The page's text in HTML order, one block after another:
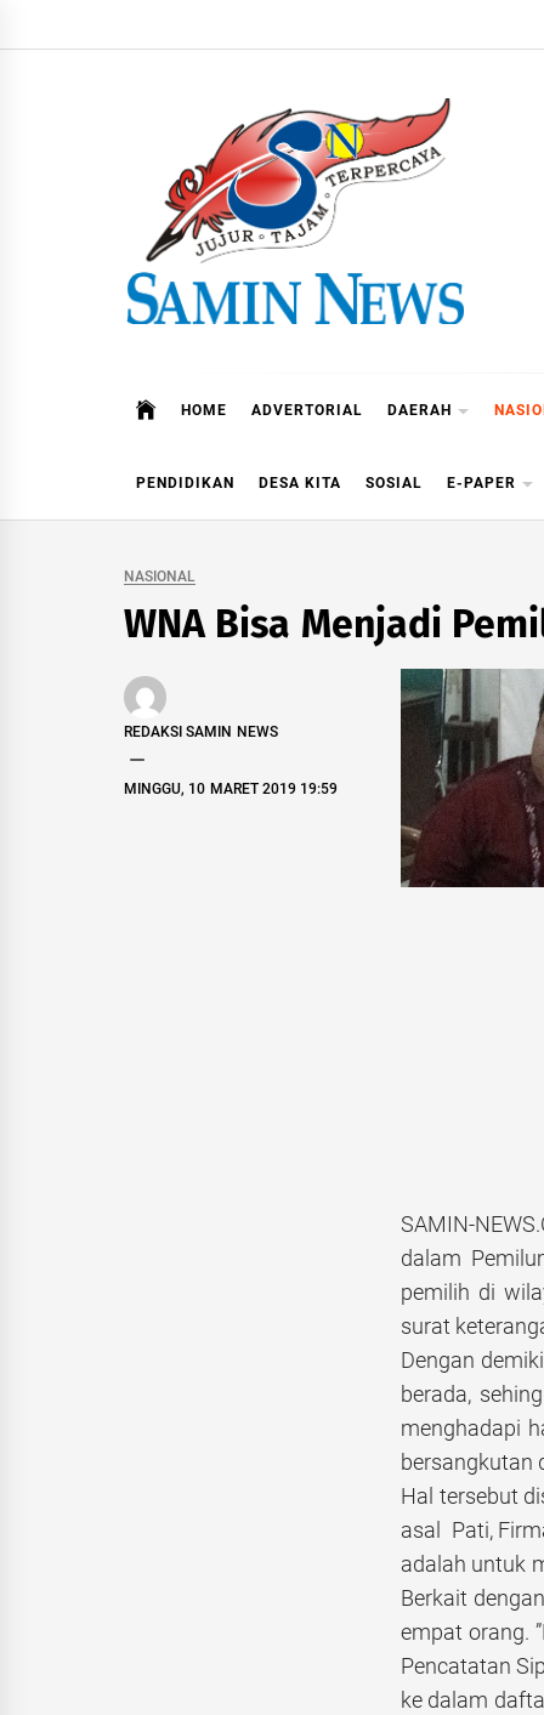
to
HOME ADVERTORIAL DAERAH
PENDIDIKAN DESA KITA SOSIAL E-PAPER
NASIONAL
WNA Bisa Menjadi
REDAKSI SAMIN NEWS
MINGGU, 10 MARET 2019 19:59
SAMIN-
dalam
pemilih di
surat
Dengan
berada,
menghadapi
bersangkutan
Hal tersebut
asal Pati,
adalah untuk
Berkait
empat orang.
Pencatatan
ke dalam